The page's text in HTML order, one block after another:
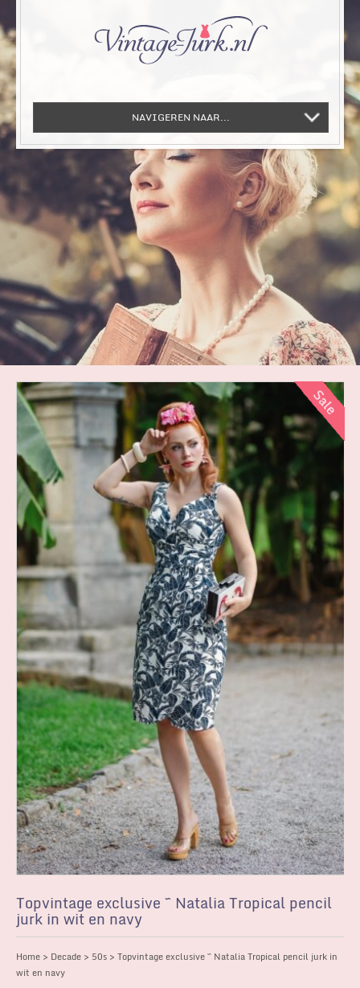
NAVIGEREN NAAR...
Topvintage exclusive ~ Natalia Tropical pencil
jurk in wit en navy
Home > Decade > 50s > Topvintage exclusive ~ Natalia Tropical pencil jurk in
wit en navy